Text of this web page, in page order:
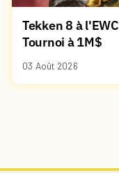
Tekken 8 à
Tournoi à 1M$
03 Août 2026